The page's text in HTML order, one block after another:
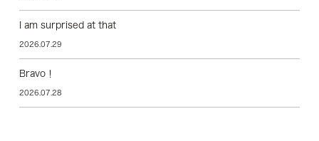
I am surprised at that
2026.07.29
Bravo！
2026.07.28